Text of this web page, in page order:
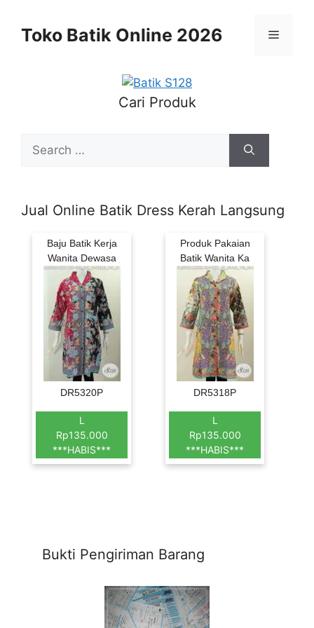
contentToko Batik Online 2026 Menu
Cari Produk
for:
Jual Online Batik Dress Kerah Langsung
Baju Batik Kerja
Wanita Dewasa
DR5320P
L
Rp135.000
***HABIS***
Produk Pakaian
Batik Wanita Ka
DR5318P
L
Rp135.000
***HABIS***
Bukti Pengiriman Barang